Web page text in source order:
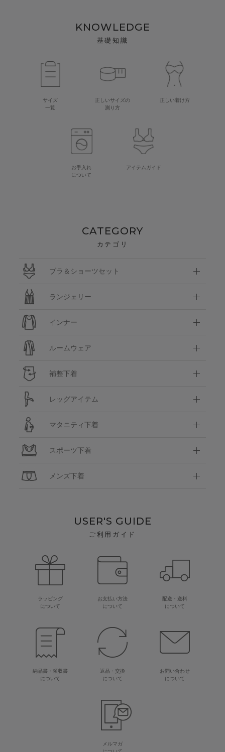
KNOWLEDGE
基礎知識
サイズ
一覧
正しいサイズの
測り方
正しい着け方
お手入れ
について
アイテムガイド
CATEGORY
カテゴリ
ブラ＆ショーツセット
ランジェリー
インナー
ルームウェア
補整下着
レッグアイテム
マタニティ下着
スポーツ下着
メンズ下着
USER'S GUIDE
ご利用ガイド
ラッピング
について
お支払い方法
について
配送・送料
について
納品書・領収書
について
返品・交換
について
お問い合わせ
について
メルマガ